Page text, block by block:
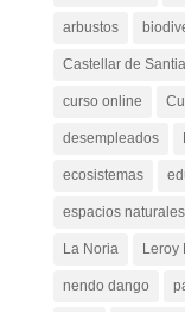
arbustos
Castellar de
curso online
desempleados
ecosistemas
espacios naturales
La Noria Leroy
nendo dango